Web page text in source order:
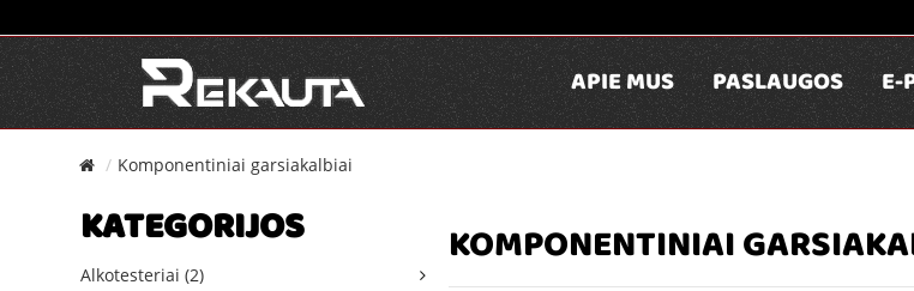
APIE MUS PASLAUGOS E-
Komponentiniai garsiakalbiai
KATEGORIJOS
Alkotesteriai (2)
KOMPONENTINIAI